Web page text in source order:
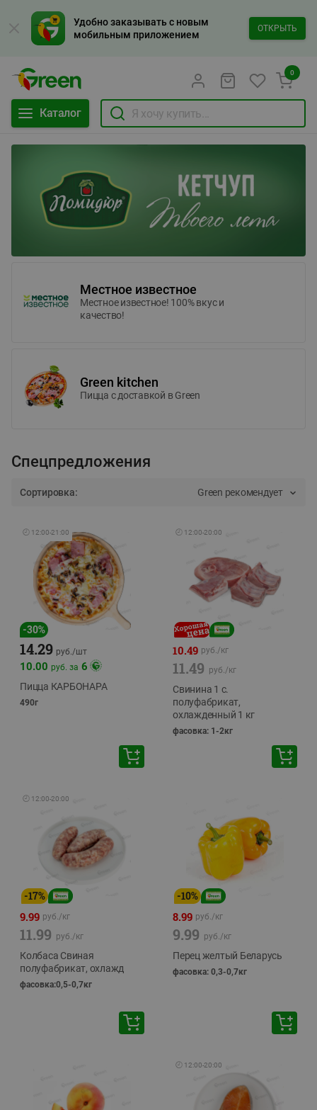
Удобно заказывать с новым
мобильным приложением
ОТКРЫТЬ
Каталог
0
Местное известное
Местное известное! 100% вкус и
качество!
Green kitchen
Пицца c доставкой в Green
Спецпредложения
Сортировка: Green рекомендует
🕘 12:00-21:00
-30%
14.29 руб./шт
10.00 руб. за 6
Пицца КАРБОНАРА
490г
🕘 12:00-20:00
10.49 руб./кг
11.49 руб./кг
Свинина 1 с.
полуфабрикат,
охлажденный 1 кг
фасовка: 1-2кг
🕘 12:00-20:00
-17%
9.99 руб./кг
11.99 руб./кг
Колбаса Свиная
полуфабрикат, охлажд
фасовка:0,5-0,7кг
-10%
8.99 руб./кг
9.99 руб./кг
Перец желтый Беларусь
фасовка: 0,3-0,7кг
🕘 12:00-20:00